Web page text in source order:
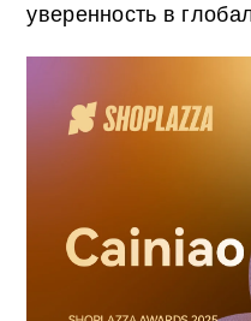
уверенность в